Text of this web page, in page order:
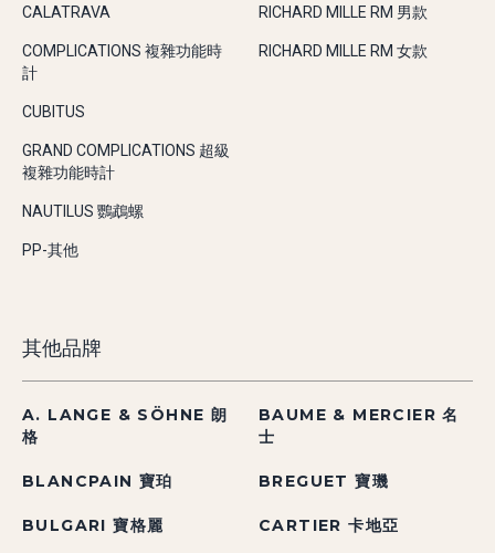
CALATRAVA
COMPLICATIONS 複雜功能時
計
CUBITUS
GRAND COMPLICATIONS 超級
複雜功能時計
NAUTILUS 鸚鵡螺
PP-其他
RICHARD MILLE RM 男款
RICHARD MILLE RM 女款
其他品牌
A. LANGE & SÖHNE 朗
格
BAUME & MERCIER 名
士
BLANCPAIN 寶珀 BREGUET 寶璣
BULGARI 寶格麗 CARTIER 卡地亞